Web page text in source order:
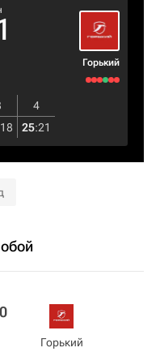
Горький
4
18 25:21
0
Горький